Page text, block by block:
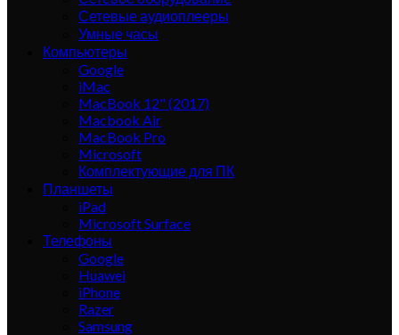
Сетевые аудиоплееры
Умные часы
Компьютеры
Google
iMac
MacBook 12" (2017)
Macbook Air
MacBook Pro
Microsoft
Комплектующие для ПК
Планшеты
iPad
Microsoft Surface
Телефоны
Google
Huawei
iPhone
Razer
Samsung